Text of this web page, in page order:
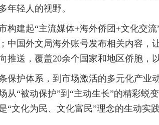
年轻人的视野。
构建起“主流媒体+海外侨团+文化交
中国外文局海外账号发布相关内容，
推送，覆盖20余个国家和地区侨胞，
保护体系，到市场激活的多元化产业
从“被动保护”到“主动生长”的精彩蜕
“文化为民、文化富民”理念的生动实践